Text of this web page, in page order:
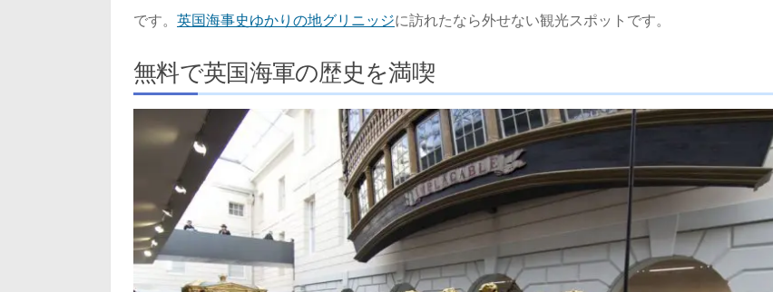
です。 英国海事史ゆかりの地グリニッジに訪れたなら外せない観光スポットです。
無料で英国海軍の歴史を満喫